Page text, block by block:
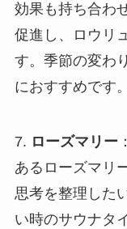
効果も持ち合わ
促進し、ロウリ
す。季節の変わ
におすすめです。
7. ローズマリー
あるローズマリ
思考を整理した
い時のサウナタ